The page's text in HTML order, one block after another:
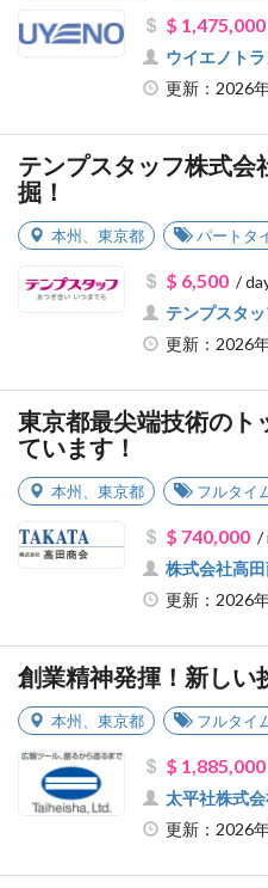
$ 1,475,000
ウイエノト
更新：2026
テンプスタッフ株式
掘！
本州 東京都 パートタ
$ 6,500/
テンプスタ
更新：2026
東京都最尖端技術のト
ています！
本州 東京都 フルタイ
$ 740,000/
株式会社高
更新：2026
創業精神発揮！新しい
本州 東京都 フルタイ
$ 1,885,000
太平社株式
更新：2026